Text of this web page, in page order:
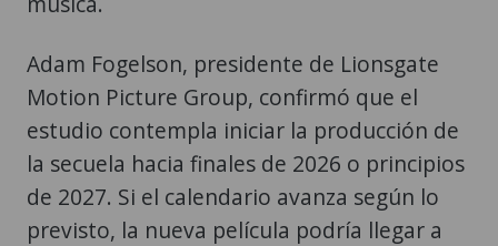
Adam Fogelson, presidente de Lionsgate
Motion Picture Group, confirmó que el
estudio contempla iniciar la producción de
la secuela hacia finales de 2026 o principios
de 2027. Si el calendario avanza según lo
previsto, la nueva película podría llegar a